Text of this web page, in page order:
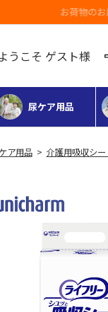
お荷物のお届
うこそ ゲスト様
尿ケア用品
ア用品> 介護用吸収シー